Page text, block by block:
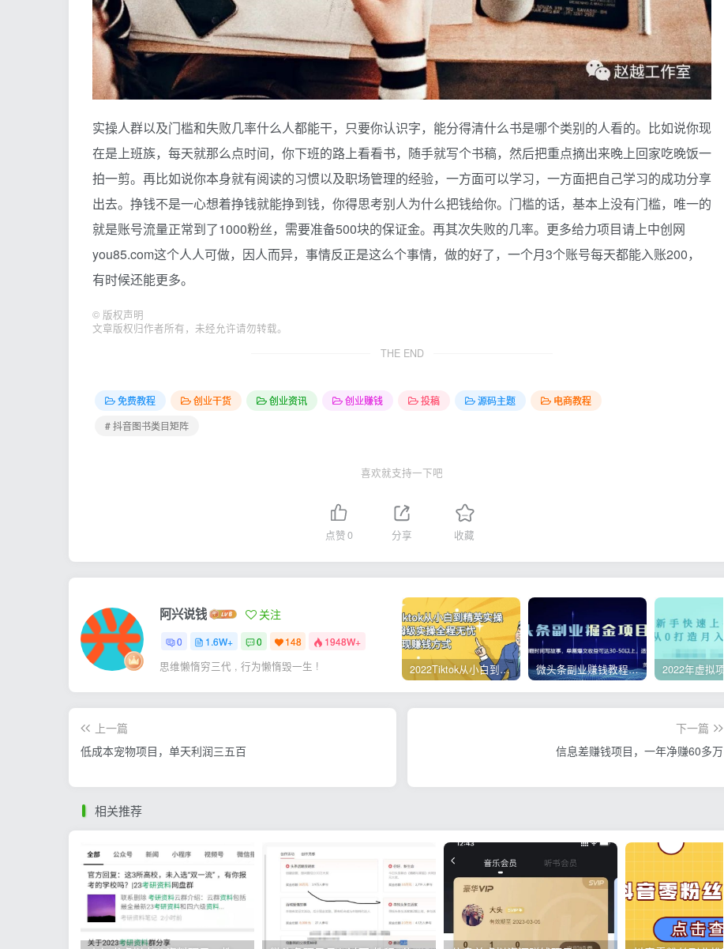
实操人群以及门槛和失败几率什么人都能干，只要你认识字，能分得清什么书是哪个类别的人看的。比如说你现
在是上班族，每天就那么点时间，你下班的路上看看书，随手就写个书稿，然后把重点摘出来晚上回家吃晚饭一
拍一剪。再比如说你本身就有阅读的习惯以及职场管理的经验，一方面可以学习，一方面把自己学习的成功分享
出去。挣钱不是一心想着挣钱就能挣到钱，你得思考别人为什么把钱给你。门槛的话，基本上没有门槛，唯一的
就是账号流量正常到了1000粉丝，需要准备500块的保证金。再其次失败的几率。更多给力项目请上中创网
you85.com这个人人可做，因人而异，事情反正是这么个事情，做的好了，一个月3个账号每天都能入账200，
有时候还能更多。
© 版权声明
文章版权归作者所有，未经允许请勿转载。
THE END
免费教程 创业干货 创业资讯 创业赚钱 投稿 源码主题
电商教程
# 抖音图书类目矩阵
喜欢就支持一下吧
点赞0 分享 收藏
阿兴说钱 关注
0 1.6W+ 0 148 1948W+
思维懒惰穷三代 , 行为懒惰毁一生 ! 2022Tiktok从小白到精英实操，0-1保姆级实操全程无忧，多种变现赚钱方式 微头条副业赚钱教程，项目单号单天做到50-100+收益
上一篇
低成本宠物项目，单天利润三五百
下一篇
信息差赚钱项目，一年净赚60多万
相关推荐